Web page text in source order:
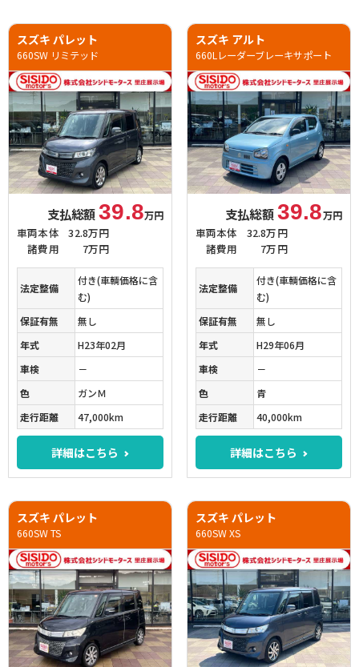
スズキ パレット
660SW リミテッド
支払総額39.8万円
車両本体
32.8万円
諸費用
7万円
法定整備
付き(車輌価格に含
む)
保証有無
無し
年式
H23年02月
車検
－
色
ガンＭ
走行距離
47,000km
詳細はこちら
スズキ アルト
660Lレーダーブレーキサポート
支払総額39.8万円
車両本体
32.8万円
諸費用
7万円
法定整備
付き(車輌価格に含
む)
保証有無
無し
年式
H29年06月
車検
－
色
青
走行距離
40,000km
詳細はこちら
スズキ パレット
660SW TS
スズキ パレット
660SW XS